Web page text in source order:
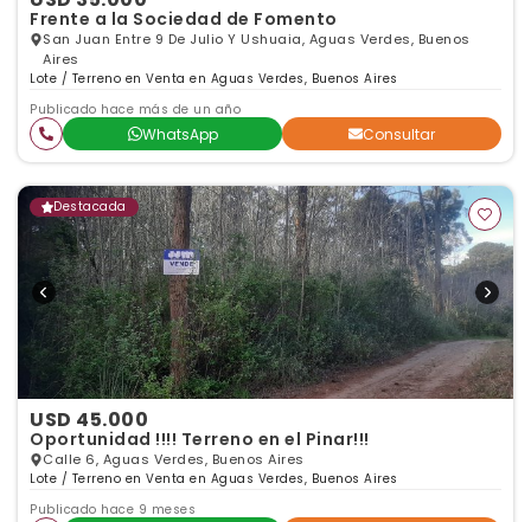
Frente a la Sociedad de Fomento
San Juan Entre 9 De Julio Y Ushuaia, Aguas Verdes, Buenos
Aires
Lote / Terreno en Venta en Aguas Verdes, Buenos Aires
Publicado hace más de un año
WhatsApp Consultar
Destacada
USD 45.000
Oportunidad !!!! Terreno en el Pinar!!!
Calle 6, Aguas Verdes, Buenos Aires
Lote / Terreno en Venta en Aguas Verdes, Buenos Aires
Publicado hace 9 meses